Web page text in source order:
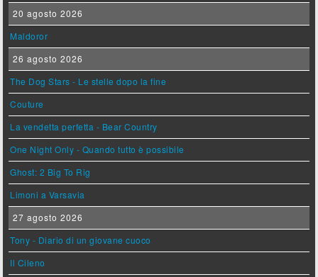
20 agosto 2026
Maldoror
26 agosto 2026
The Dog Stars - Le stelle dopo la fine
Couture
La vendetta perfetta - Bear Country
One Night Only - Quando tutto è possibile
Ghost: 2 Big To Rig
Limoni a Varsavia
27 agosto 2026
Tony - Diario di un giovane cuoco
Il Cileno